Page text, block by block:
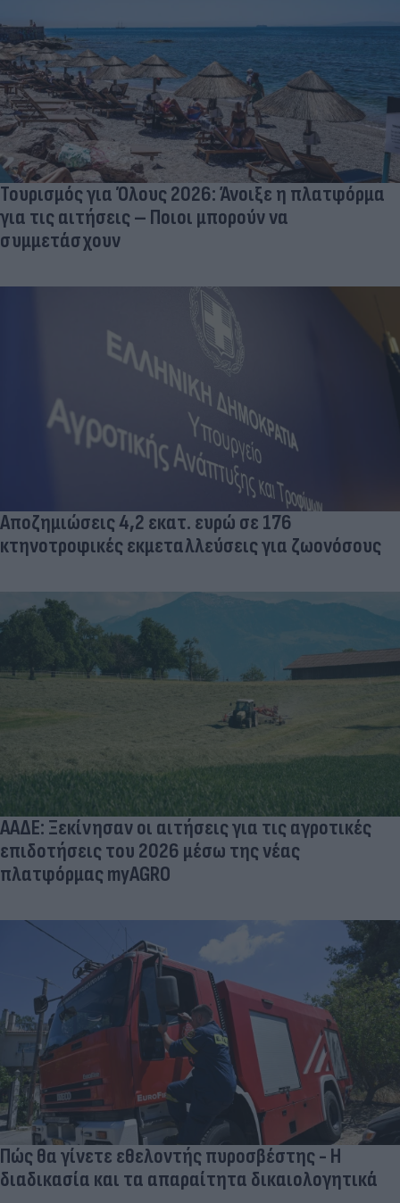
Τουρισμός για Όλους 2026: Άνοιξε η πλατφόρμα
για τις αιτήσεις – Ποιοι μπορούν να
συμμετάσχουν
Αποζημιώσεις 4,2 εκατ. ευρώ σε 176
κτηνοτροφικές εκμεταλλεύσεις για ζωονόσους
ΑΑΔΕ: Ξεκίνησαν οι αιτήσεις για τις αγροτικές
επιδοτήσεις του 2026 μέσω της νέας
πλατφόρμας myAGRO
Πώς θα γίνετε εθελοντής πυροσβέστης - Η
διαδικασία και τα απαραίτητα δικαιολογητικά